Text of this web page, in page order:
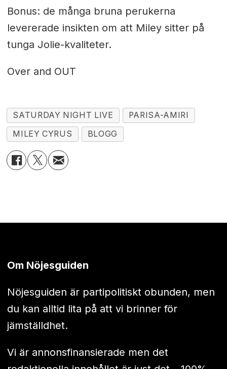
Bonus: de många bruna perukerna
levererade insikten om att Miley sitter på
tunga Jolie-kvaliteter.
Over and OUT
SATURDAY NIGHT LIVE
PARISA-AMIRI
MILEY CYRUS
BLOGG
Om Nöjesguiden
Nöjesguiden är partipolitiskt obunden, men
du kan alltid lita på att vi brinner för
jämställdhet.
Vi är annonsfinansierade men det